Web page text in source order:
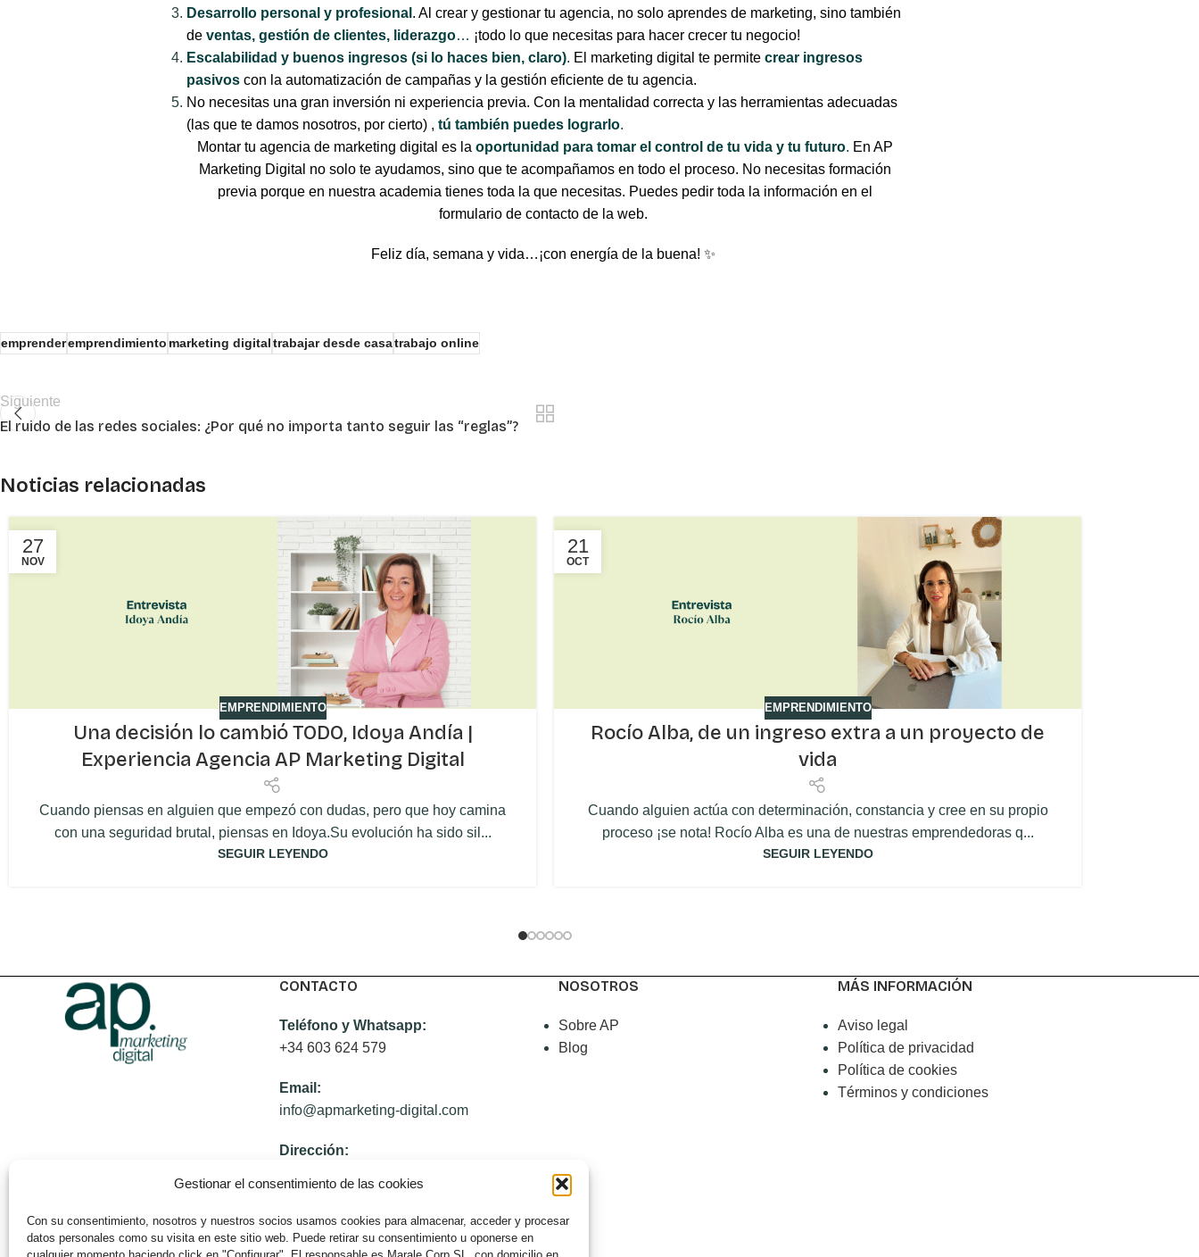
Gestionar el consentimiento de las cookies
Con su consentimiento, nosotros y nuestros socios usamos cookies para almacenar, acceder y procesar
datos personales como su visita en este sitio web. Puede retirar su consentimiento u oponerse en
Desarrollo personal y profesional . Al crear y gestionar tu agencia, no solo aprendes de marketing, sino también
de ventas, gestión de clientes, liderazgo… ¡todo lo que necesitas para hacer crecer tu negocio!
Escalabilidad y buenos ingresos (si lo haces bien, claro). El marketing digital te permite crear ingresos
pasivoscon la automatización de campañas y la gestión eficiente de tu agencia.
No necesitas una gran inversión ni experiencia previa. Con la mentalidad correcta y las herramientas adecuadas
(las que te damos nosotros, por cierto) , tú también puedes lograrlo.
Montar tu agencia de marketing digital es la oportunidad para tomar el control de tu vida y tu futuro. En AP
Marketing Digital no solo te ayudamos, sino que te acompañamos en todo el proceso. No necesitas formación
previa porque en nuestra academia tienes toda la que necesitas. Puedes pedir toda la información en el
formulario de contacto de la web.
Feliz día, semana y vida…¡con energía de la buena! ✨
emprenderemprendimientomarketing digitaltrabajar desde casatrabajo online
Siguiente
El ruido de las redes sociales: ¿Por qué no importa tanto seguir las “reglas”?
Noticias relacionadas
27
NOV
EMPRENDIMIENTO
Una decisión lo cambió TODO, Idoya Andía |
Experiencia Agencia AP Marketing Digital
Cuando piensas en alguien que empezó con dudas, pero que hoy camina
con una seguridad brutal, piensas en Idoya.Su evolución ha sido sil...
SEGUIR LEYENDO
21
OCT
EMPRENDIMIENTO
Rocío Alba, de un ingreso extra a un proyecto de
vida
Cuando alguien actúa con determinación, constancia y cree en su propio
proceso ¡se nota! Rocío Alba es una de nuestras emprendedoras q...
SEGUIR LEYENDO
CONTACTO
Teléfono y Whatsapp:
+34 603 624 579
Email:
info@apmarketing-digital.com
Dirección:
Calle Felipe de Sanclemente 25, 4ºD,
50001 Zaragoza, España
U.S. Office
NOSOTROS
Sobre AP
Blog
MÁS INFORMACIÓN
Aviso legal
Política de privacidad
Política de cookies
Términos y condiciones